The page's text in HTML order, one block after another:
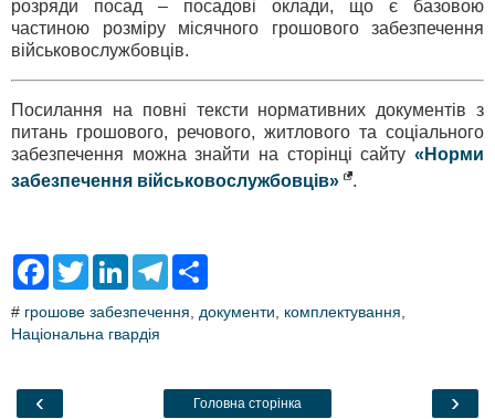
розряди посад – посадові оклади, що є базовою
частиною розміру місячного грошового забезпечення
військовослужбовців.
Посилання на повні тексти нормативних документів з
питань грошового, речового, житлового та соціального
забезпечення можна знайти на сторінці сайту «Норми
забезпечення військовослужбовців»
.
F
e
b
k
T
t
t
L
k
e
T
e
m
r
# грошове забезпечення документи комплектування
Національна гвардія
‹ ›
Головна сторінка